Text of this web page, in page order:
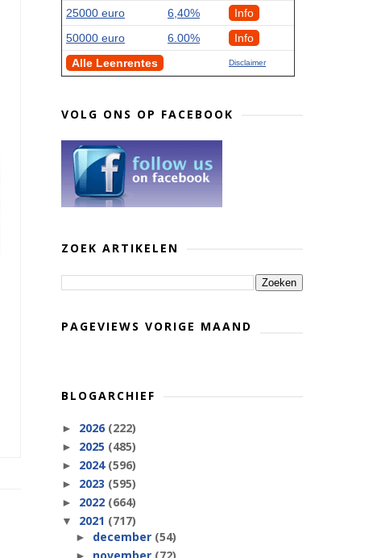
25000 euro
6,40%
Info
50000 euro
6.00%
Info
Alle Leenrentes
Disclaimer
VOLG ONS OP FACEBOOK
ZOEK ARTIKELEN
PAGEVIEWS VORIGE MAAND
BLOGARCHIEF
► 2026 (222)
► 2025 (485)
► 2024 (596)
► 2023 (595)
► 2022 (664)
▼ 2021 (717)
► december (54)
► november (72)